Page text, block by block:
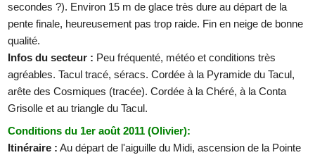
secondes ?). Environ 15 m de glace très dure au départ de la
pente finale, heureusement pas trop raide. Fin en neige de bonne
qualité.
Infos du secteur : Peu fréquenté, météo et conditions très
agréables. Tacul tracé, séracs. Cordée à la Pyramide du Tacul,
arête des Cosmiques (tracée). Cordée à la Chéré, à la Conta
Grisolle et au triangle du Tacul.
Conditions du 1er août 2011 (Olivier):
Itinéraire : Au départ de l'aiguille du Midi, ascension de la Pointe